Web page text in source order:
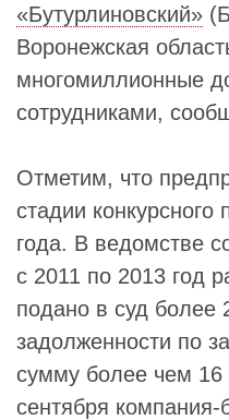
«Бутурлиновский»
Воронежская
многомиллионные
сотрудниками,
Отметим, что
стадии конкурсного
года. В ведомстве
с 2011 по 2013 год
подано в суд более
задолженности по
сумму более чем
сентября компания-